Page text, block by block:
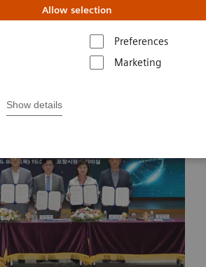
Allow selection
Preferences
Marketing
Show details
어스, 포항TP에 심장 초
생산설비 증설에 210